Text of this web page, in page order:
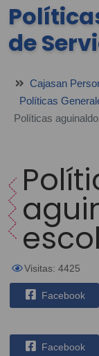
de
Cajasan
Políticas
Políticas
Visitas: 4425
Facebook
Facebook